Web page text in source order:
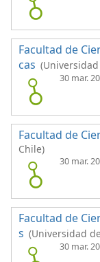
Facultad de
cas
30 mar.
Facultad de
Chile)
30 mar.
Facultad de
s (Universidad
30 mar.